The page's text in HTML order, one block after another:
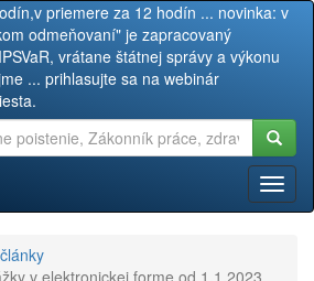
priemere za 12 hodín ... novinka: v
odmeňovaní" je zapracovaný
vrátane štátnej správy a výkonu
... prihlasujte sa na webinár
v elektronickej forme od 1.1.2023